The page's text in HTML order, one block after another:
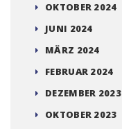
OKTOBER 2024
JUNI 2024
MÄRZ 2024
FEBRUAR 2024
DEZEMBER 2023
OKTOBER 2023